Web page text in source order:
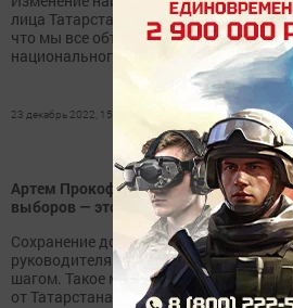
лица Татарстана – это сильное
что мы все объединились вокруг
национального лидера.
23 декабрь 2022, 15:25
Артем Прокофьев: «Сохранить статус
выборов — это логичное решение»
Сохранение должности Президента
руководителя республики является
шагом. Такое мнение журналистам
от Татарстана Артем Прокофьев.